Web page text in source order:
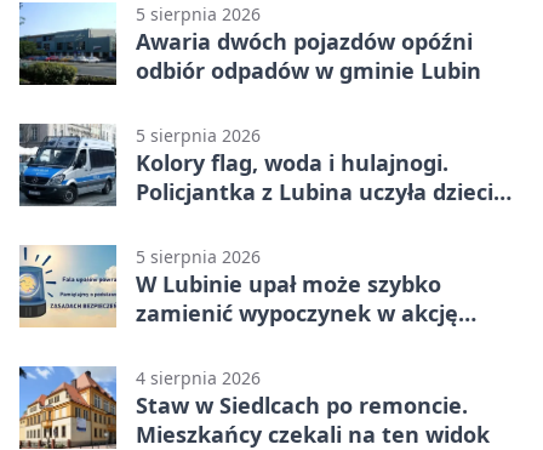
5 sierpnia 2026
Awaria dwóch pojazdów opóźni
odbiór odpadów w gminie Lubin
5 sierpnia 2026
Kolory flag, woda i hulajnogi.
Policjantka z Lubina uczyła dzieci
5 sierpnia 2026
W Lubinie upał może szybko
zamienić wypoczynek w akcję
4 sierpnia 2026
Staw w Siedlcach po remoncie.
Mieszkańcy czekali na ten widok